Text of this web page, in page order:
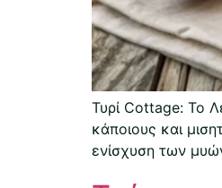
Τυρί Cottage: Το
κάποιους και
ενίσχυση των